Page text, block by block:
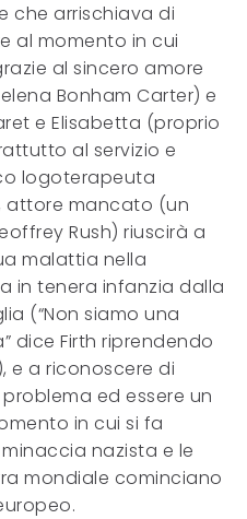
che arrischiava di
al momento in cui
al sincero amore
Bonham Carter) e
e Elisabetta (proprio
al servizio e
logoterapeuta
attore mancato (un
Rush) riuscirà a
malattia nella
in tenera infanzia dalla
(“Non siamo una
dice Firth riprendendo
e a riconoscere di
ed essere un
in cui si fa
nazista e le
mondiale cominciano